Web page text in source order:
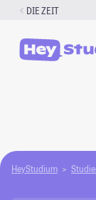
Zum
springen
DIE ZEIT
HeyStudium